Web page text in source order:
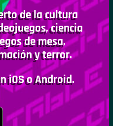
de la cultura
ciencia
de mesa,
y terror.
iOS o Android.